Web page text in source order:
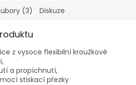
(3) Diskuze
z vysoce flexibilní kroužkové
a propíchnutí,
stiskací přezky